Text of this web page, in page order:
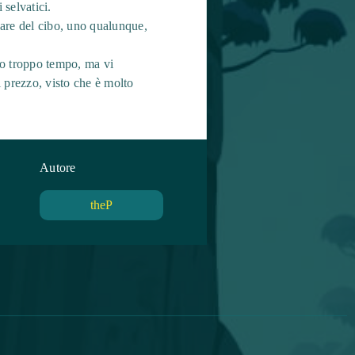
selvatici.
del cibo, uno qualunque,
troppo tempo, ma vi
visto che è molto
Autore
theP